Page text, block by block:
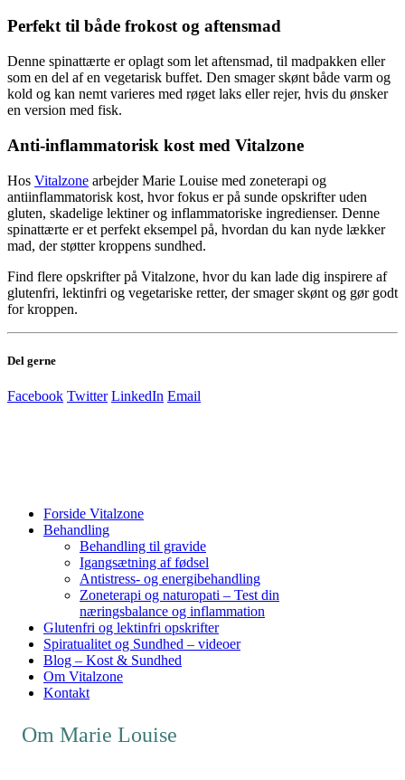
Perfekt til både frokost og aftensmad
Denne spinattærte er oplagt som let aftensmad, til madpakken eller
som en del af en vegetarisk buffet. Den smager skønt både varm og
kold og kan nemt varieres med røget laks eller rejer, hvis du ønsker
en version med fisk.
Anti-inflammatorisk kost med Vitalzone
Hos Vitalzone arbejder Marie Louise med zoneterapi og
antiinflammatorisk kost, hvor fokus er på sunde opskrifter uden
gluten, skadelige lektiner og inflammatoriske ingredienser. Denne
spinattærte er et perfekt eksempel på, hvordan du kan nyde lækker
mad, der støtter kroppens sundhed.
Find flere opskrifter på Vitalzone, hvor du kan lade dig inspirere af
glutenfri, lektinfri og vegetariske retter, der smager skønt og gør godt
for kroppen.
Del gerne
Facebook Twitter LinkedIn Email
Forside Vitalzone
Behandling
Behandling til gravide
Igangsætning af fødsel
Antistress- og energibehandling
Zoneterapi og naturopati – Test din
næringsbalance og inflammation
Glutenfri og lektinfri opskrifter
Spiratualitet og Sundhed – videoer
Blog – Kost & Sundhed
Om Vitalzone
Kontakt
Om Marie Louise